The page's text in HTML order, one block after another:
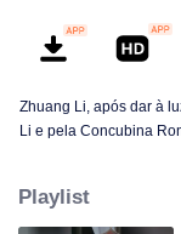
Zhuang Li, após dar à
Li e pela Concubina
imperatriz é a
da imperatriz. Zhuang
Playlist